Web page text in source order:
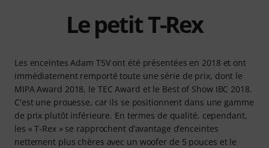
Le petit T-Rex
Les enceintes Adam T5V ont été présentées en 2018 et ont
immédiatement remporté toute une série de prix, dont le
MIPA Award 2018, le TEC Award et le Best of Show IBC 2018.
C'est une prouesse, car ils se positionnent dans une gamme
de prix plutôt inférieure. En termes de qualité, cependant,
les « T-Rex » se rapprochent d’avantage d’enceintes
nettement plus chères avec un woofer de 5 pouces et le